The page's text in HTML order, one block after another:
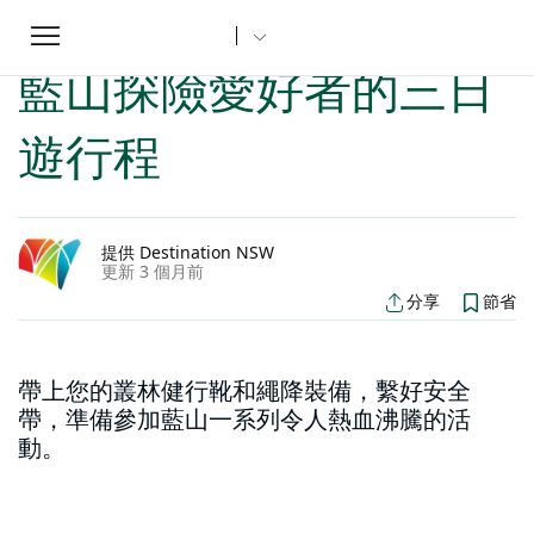
Toggle
navigation
家
藍山探險愛好者的三日
遊行程
提供 Destination NSW
更新 3 個月前
分享 節省
帶上您的叢林健行靴和繩降裝備，繫好安全
帶，準備參加藍山一系列令人熱血沸騰的活
動。